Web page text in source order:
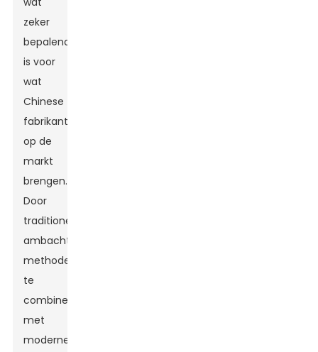
zeker
bepalend
is voor
wat
Chinese
fabrikanten
op de
markt
brengen.
Door
traditionele
ambachtelijke
methoden
te
combineren
met
moderne